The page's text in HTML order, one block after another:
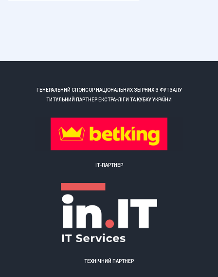
ГЕНЕРАЛЬНИЙ СПОНСОР НАЦІОНАЛЬНИХ ЗБІРНИХ З ФУТЗАЛУ
ТИТУЛЬНИЙ ПАРТНЕР ЕКСТРА-ЛІГИ ТА КУБКУ УКРАЇНИ
ІТ-ПАРТНЕР
ТЕХНІЧНИЙ ПАРТНЕР